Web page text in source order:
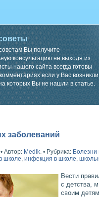
Вы получите
консультацию не выходя из
нашего сайта всегда готовы
если у Вас возникли
которых Вы не нашли в статье.
заболеваний
• Автор: Medik. • Рубрика: Болезни
школе, инфекция в школе,
Вести
с детства,
своим